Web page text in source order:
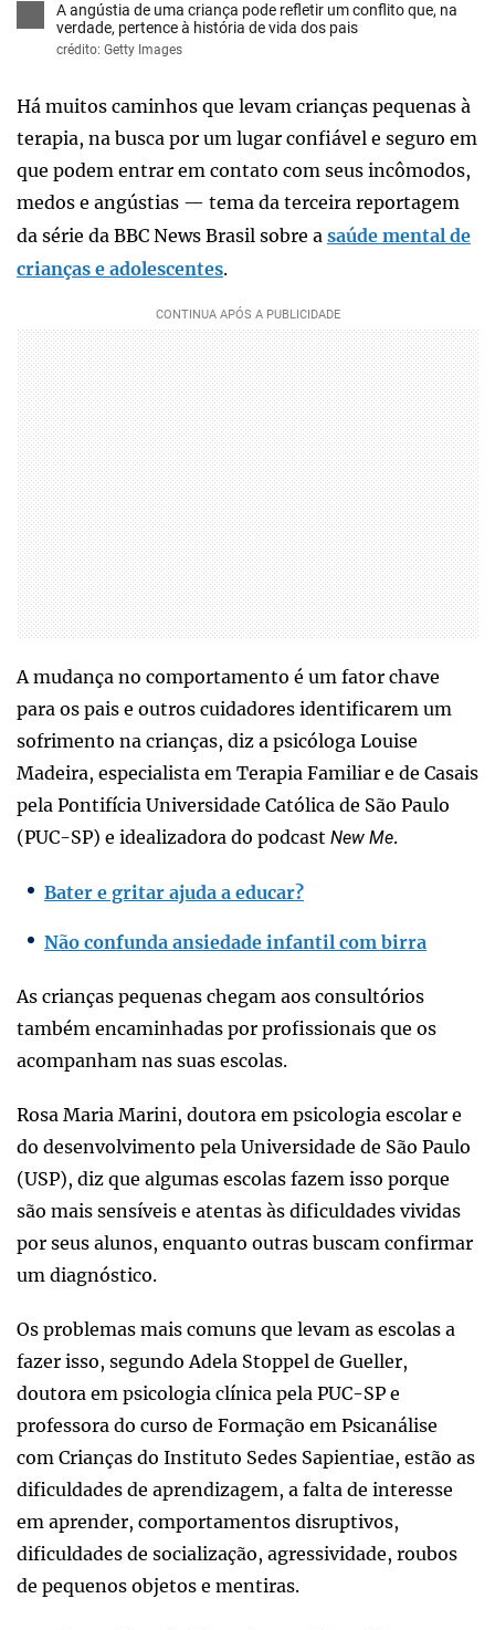
A angústia de uma criança pode refletir um conflito que, na
verdade, pertence à história de vida dos pais
crédito: Getty Images
Há muitos caminhos que levam crianças pequenas à
terapia, na busca por um lugar confiável e seguro em
que podem entrar em contato com seus incômodos,
medos e angústias — tema da terceira reportagem
da série da BBC News Brasil sobre a saúde mental de
crianças e adolescentes.
A mudança no comportamento é um fator chave
para os pais e outros cuidadores identificarem um
sofrimento na crianças, diz a psicóloga Louise
Madeira, especialista em Terapia Familiar e de Casais
pela Pontifícia Universidade Católica de São Paulo
(PUC-SP) e idealizadora do podcast New Me.
Bater e gritar ajuda a educar?
Não confunda ansiedade infantil com birra
As crianças pequenas chegam aos consultórios
também encaminhadas por profissionais que os
acompanham nas suas escolas.
Rosa Maria Marini, doutora em psicologia escolar e
do desenvolvimento pela Universidade de São Paulo
(USP), diz que algumas escolas fazem isso porque
são mais sensíveis e atentas às dificuldades vividas
por seus alunos, enquanto outras buscam confirmar
um diagnóstico.
Os problemas mais comuns que levam as escolas a
fazer isso, segundo Adela Stoppel de Gueller,
doutora em psicologia clínica pela PUC-SP e
professora do curso de Formação em Psicanálise
com Crianças do Instituto Sedes Sapientiae, estão as
dificuldades de aprendizagem, a falta de interesse
em aprender, comportamentos disruptivos,
dificuldades de socialização, agressividade, roubos
de pequenos objetos e mentiras.